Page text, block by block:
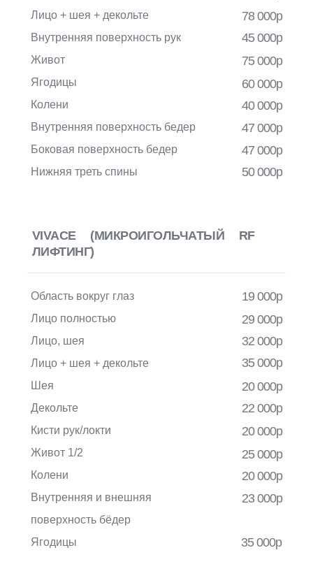
50 000р
47 000р
47 000р
40 000р
60 000р
75 000р
45 000р
78 000р
Лицо + шея + декольте
Внутренняя поверхность рук
Живот
Ягодицы
Колени
Внутренняя поверхность бедер
Боковая поверхность бедер
Нижняя треть спины
35 000р
23 000р
20 000р
25 000р
20 000р
22 000р
20 000р
35 000р
32 000р
29 000р
19 000р
Область вокруг глаз
Лицо полностью
Лицо, шея
Лицо + шея + декольте
Шея
Декольте
Кисти рук/локти
Живот 1/2
Колени
Внутренняя и внешняя
поверхность бёдер
Ягодицы
VIVACE (МИКРОИГОЛЬЧАТЫЙ RF
ЛИФТИНГ)